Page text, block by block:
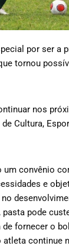
por ser a
tornou
nos
Cultura,
um convênio
e
pode
fornecer o
continue